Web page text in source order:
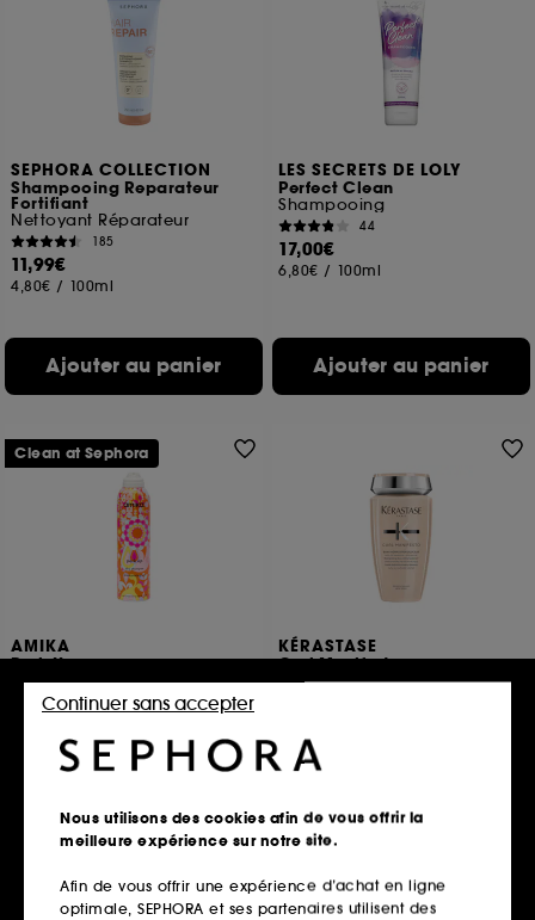
SEPHORA COLLECTION
Shampooing Reparateur
Fortifiant
Nettoyant Réparateur
185
11,99€
4,80€ / 100ml
Ajouter au panier
LES SECRETS DE LOLY
Perfect Clean
Shampooing
44
17,00€
6,80€ / 100ml
Ajouter au panier
AMIKA
Perk Up
Shampoing Sec Sans Talc
394
/100ml
2 contenances disponibles
Ajouter au panier
Clean at Sephora
KÉRASTASE
Curl Manifesto
Bain Hydratation Douceur
13,60€
Ajouter au panier
Nous utilisons des cookies afin de vous offrir la
meilleure expérience sur notre site.
Afin de vous offrir une expérience d’achat en ligne
optimale, SEPHORA et ses partenaires utilisent des
Continuer sans accepter